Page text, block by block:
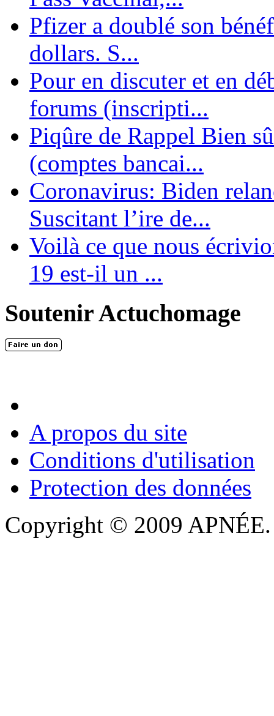
Pfizer a doublé son
dollars. S...
Pour en discuter et en
forums (inscripti...
Piqûre de Rappel Bien
(comptes bancai...
Coronavirus: Biden
Suscitant l’ire de...
Voilà ce que nous
19 est-il un ...
Soutenir Actuchomage
A propos du site
Conditions d'utilisation
Protection des données
Copyright © 2009 APNÉE.